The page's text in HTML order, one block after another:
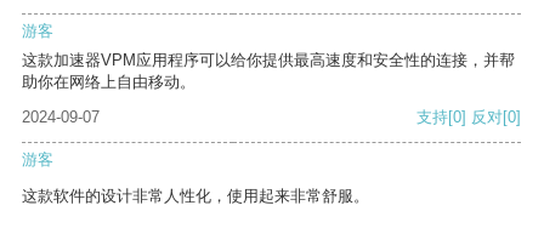
游客
这款加速器VPM应用程序可以给你提供最高速度和安全性的连接，并帮
助你在网络上自由移动。
2024-09-07
支持[0] 反对[0]
游客
这款软件的设计非常人性化，使用起来非常舒服。